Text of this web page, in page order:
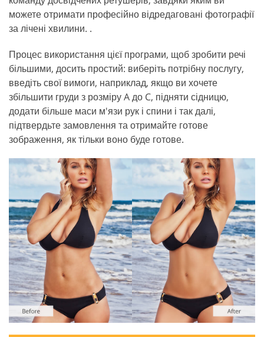
можете отримати професійно відредаговані фотографії
за лічені хвилини. .
Процес використання цієї програми, щоб зробити речі
більшими, досить простий: виберіть потрібну послугу,
введіть свої вимоги, наприклад, якщо ви хочете
збільшити груди з розміру A до C, підняти сідницю,
додати більше маси м'язи рук і спини і так далі,
підтвердьте замовлення та отримайте готове
зображення, як тільки воно буде готове.